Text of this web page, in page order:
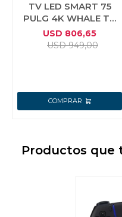
TV LED SMART 75
PULG 4K WHALE TV
XION
USD 806,65
USD 949,00
Productos que